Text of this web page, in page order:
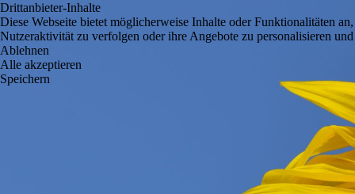
Drittanbieter-Inhalte
Diese Webseite bietet möglicherweise Inhalte oder Funktionalitäten
Nutzeraktivität zu verfolgen oder ihre Angebote zu personalisieren
Ablehnen
Alle akzeptieren
Speichern